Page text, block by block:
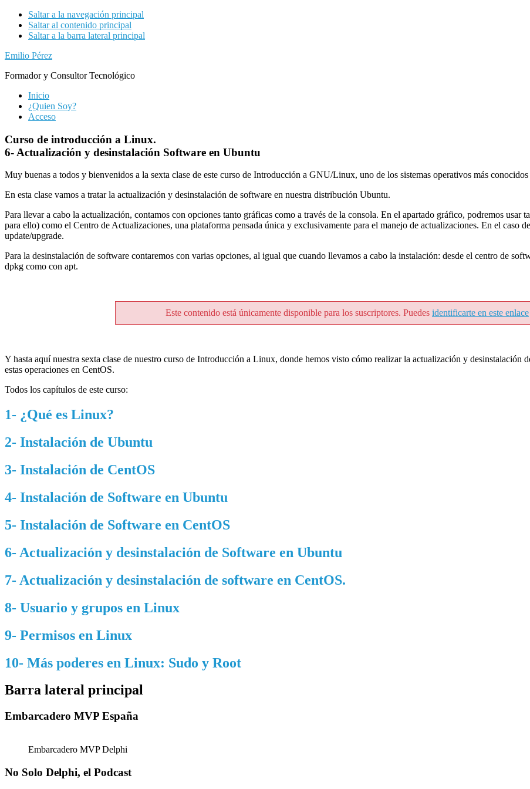
Saltar a la navegación principal
Saltar al contenido principal
Saltar a la barra lateral principal
Emilio Pérez
Formador y Consultor Tecnológico
Inicio
¿Quien Soy?
Acceso
Curso de introducción a Linux.
6- Actualización y desinstalación Software en Ubuntu
Muy buenas a todos y bienvenidos a la sexta clase de este curso de Introducción a GNU/Linux, uno de los sistemas operativos más
En esta clase vamos a tratar la actualización y desinstalación de software en nuestra distribución Ubuntu.
Para llevar a cabo la actualización, contamos con opciones tanto gráficas como a través de la consola. En el apartado gráfico, podremos
para ello) como el Centro de Actualizaciones, una plataforma pensada única y exclusivamente para el manejo de actualizaciones. En el caso
update/upgrade.
Para la desinstalación de software contaremos con varias opciones, al igual que cuando llevamos a cabo la instalación: desde el centro de
dpkg como con apt.
Este contenido está únicamente disponible para los suscriptores. Puedes identificarte en este enlace
Y hasta aquí nuestra sexta clase de nuestro curso de Introducción a Linux, donde hemos visto cómo realizar la actualización y desinstalación
estas operaciones en CentOS.
Todos los capítulos de este curso:
1- ¿Qué es Linux?
2- Instalación de Ubuntu
3- Instalación de CentOS
4- Instalación de Software en Ubuntu
5- Instalación de Software en CentOS
6- Actualización y desinstalación de Software en Ubuntu
7- Actualización y desinstalación de software en CentOS.
8- Usuario y grupos en Linux
9- Permisos en Linux
10- Más poderes en Linux: Sudo y Root
Barra lateral principal
Embarcadero MVP España
Embarcadero MVP Delphi
No Solo Delphi, el Podcast